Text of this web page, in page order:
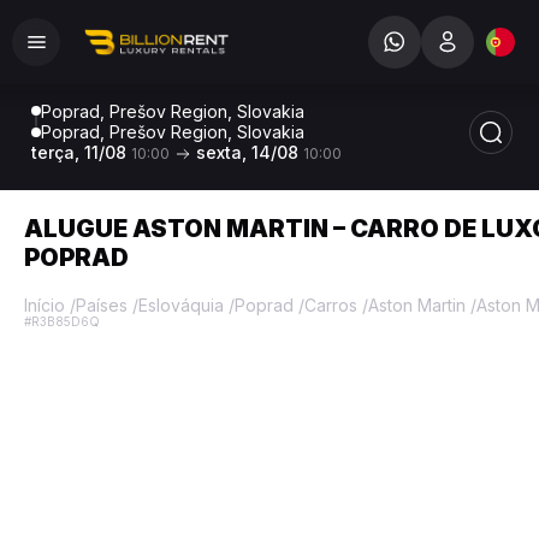
Poprad, Prešov Region, Slovakia
Poprad, Prešov Region, Slovakia
terça, 11/08 10:00 sexta, 14/08 10:00
ALUGUE ASTON MARTIN – CARRO DE
POPRAD
Início /Países /Eslováquia /Poprad /Carros /Aston Martin /Aston
#R3B85D6Q